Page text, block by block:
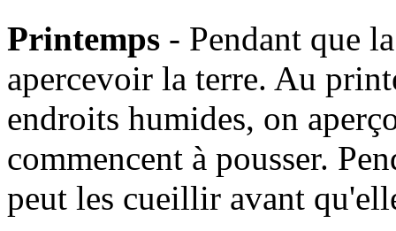
Printemps - Pendant que
apercevoir la terre. Au
endroits humides, on
commencent à pousser.
peut les cueillir avant